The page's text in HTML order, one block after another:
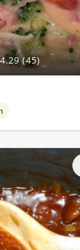
4.29 (45)